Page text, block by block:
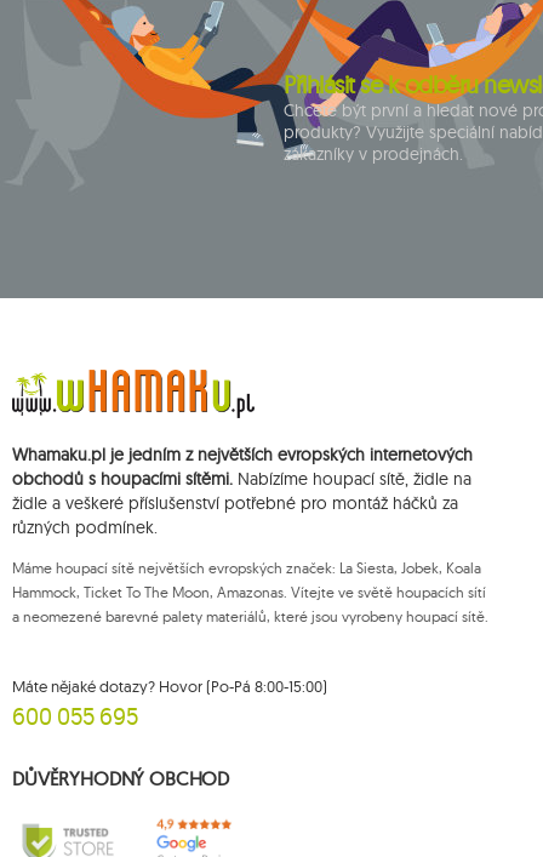
Přihlásit se k odběru
Chcete být první a hledat nové
produkty? Využijte speciální
zákazníky v prodejnách.
Whamaku.pl je jedním z největších evropských internetových
obchodů s houpacími sítěmi. Nabízíme houpací sítě, židle na
židle a veškeré příslušenství potřebné pro montáž háčků za
různých podmínek.
Máme houpací sítě největších evropských značek: La Siesta, Jobek, Koala
Hammock, Ticket To The Moon, Amazonas. Vítejte ve světě houpacích sítí
a neomezené barevné palety materiálů, které jsou vyrobeny houpací sítě.
Máte nějaké dotazy? Hovor (Po-Pá 8:00-15:00)
600 055 695
DŮVĚRYHODNÝ OBCHOD